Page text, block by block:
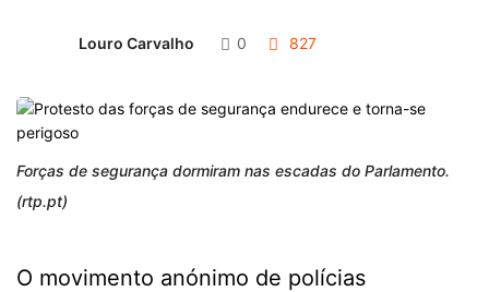
Louro Carvalho 0 827
Forças de segurança dormiram nas escadas do Parlamento.
(rtp.pt)
O movimento anónimo de polícias